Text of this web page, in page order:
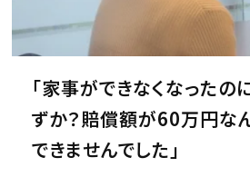
「家事ができなくなった
ずか？賠償額が60万円な
できませんでした」